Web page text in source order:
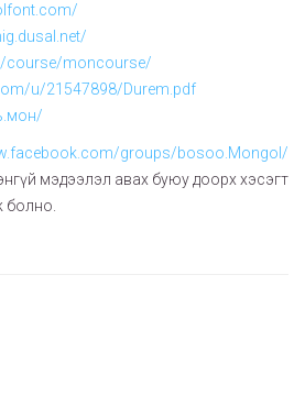
course/moncourse/
u/21547898/Durem.pdf
groups/bosoo.Mongol/
мэдээлэл авах буюу доорх хэсэгт
болно.